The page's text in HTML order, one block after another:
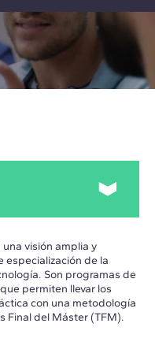
una visión amplia y
de la
Son programas de
permiten llevar los
con una metodología
Final del Máster (TFM).